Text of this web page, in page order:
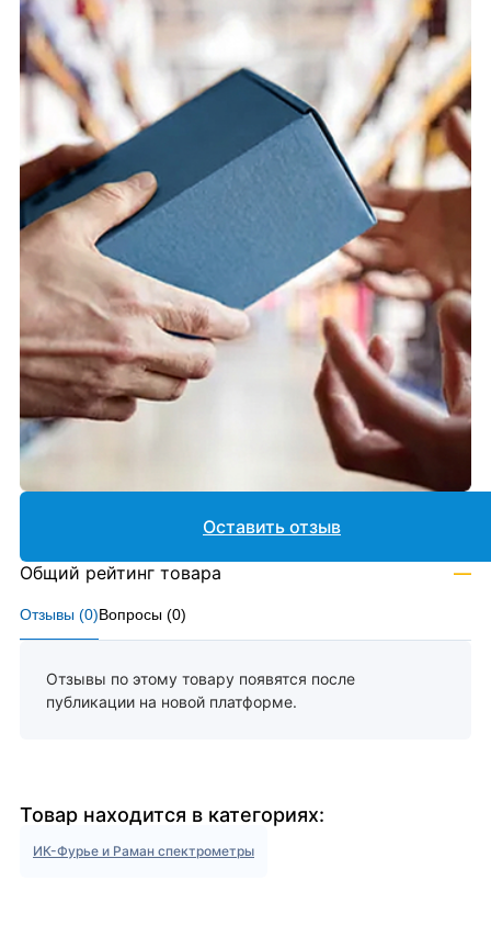
Отзывы (0)Вопросы (0)
Отзывы по этому товару появятся после
публикации на новой платформе.
Оставить отзыв
Общий рейтинг товара —
Товар находится в категориях:
ИК-Фурье и Раман спектрометры